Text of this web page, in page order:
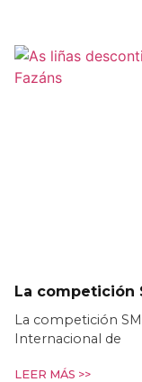
La competición
La competición
Internacional de
LEER MÁS >>